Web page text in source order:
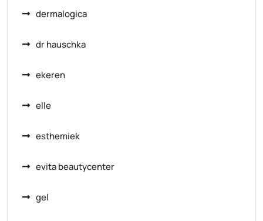
dermalogica
dr hauschka
ekeren
elle
esthemiek
evita beautycenter
gel